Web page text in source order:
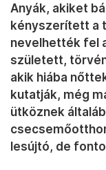
Anyák, akiket
kényszerített a
nevelhették fel
született,
akik hiába
kutatják, még
ütköznek
lesújtó, de